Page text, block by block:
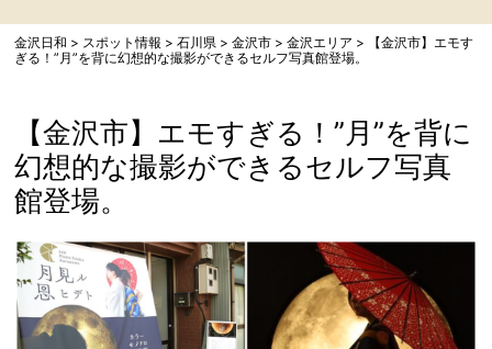
金沢日和 > スポット情報 >石川県 >金沢市 >金沢エリア >
【金沢市】エモす
ぎる！”月”を背に幻想的な撮影ができるセルフ写真館登場。
【金沢市】エモすぎる！”月”を背に
幻想的な撮影ができるセルフ写真
館登場。